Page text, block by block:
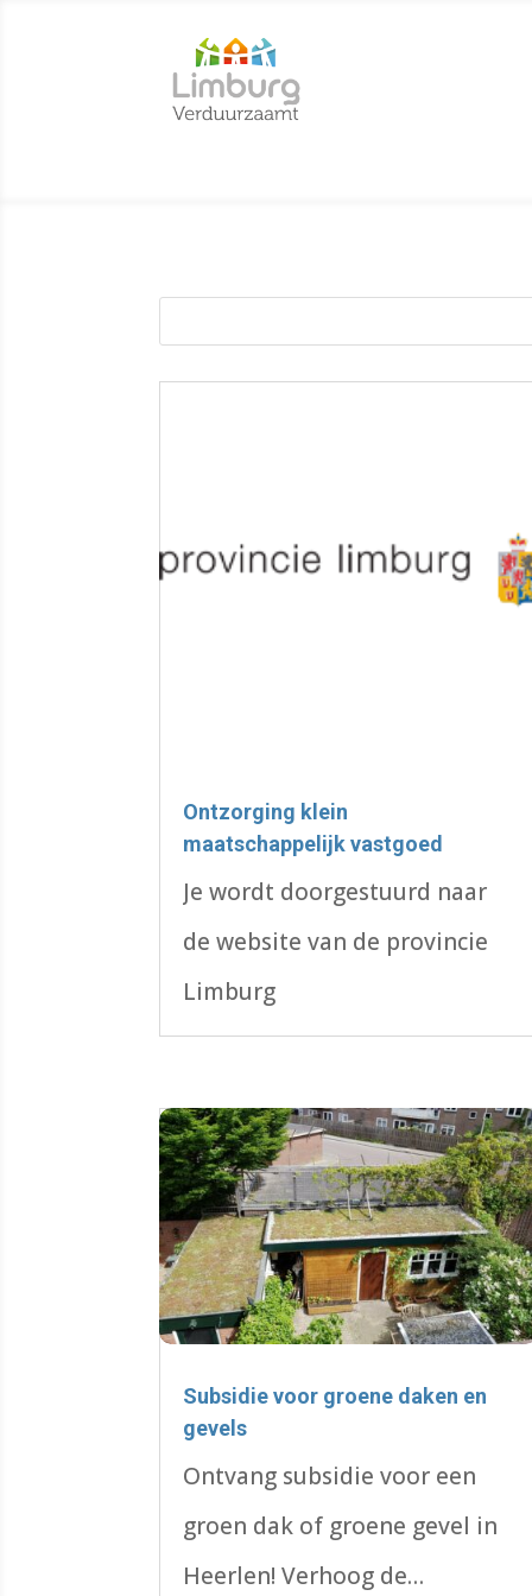
Ontzorging klein
maatschappelijk vastgoed
Je wordt doorgestuurd naar
de website van de provincie
Limburg
Subsidie voor groene daken en
gevels
Ontvang subsidie voor een
groen dak of groene gevel in
Heerlen! Verhoog de